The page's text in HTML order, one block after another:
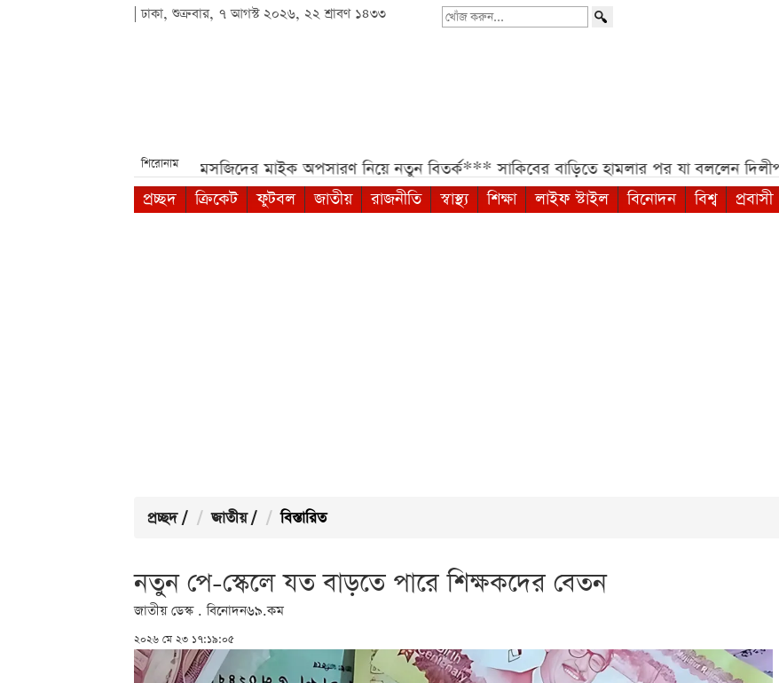
| ঢাকা, শুক্রবার, ৭ আগস্ট ২০২৬, ২২ শ্রাবণ ১৪৩৩
খোঁজ
শিরোনাম
পশ্চিমবঙ্গে মসজিদের মাইক অপসারণ নিয়ে নতুন বিতর্ক*** সাকিবের বাড়িতে হামলার পর যা বললেন দিলীপ ঘোষ***
প্রচ্ছদ
ক্রিকেট ফুটবল জাতীয় রাজনীতি স্বাস্থ্য শিক্ষা লাইফ স্টাইল বিনোদন বিশ্ব প্রবাসী
প্রচ্ছদ / জাতীয় / বিস্তারিত
নতুন পে-স্কেলে যত বাড়তে পারে শিক্ষকদের বেতন
জাতীয় ডেস্ক . বিনোদন৬৯.কম
২০২৬ মে ২৩ ১৭:১৯:০৫